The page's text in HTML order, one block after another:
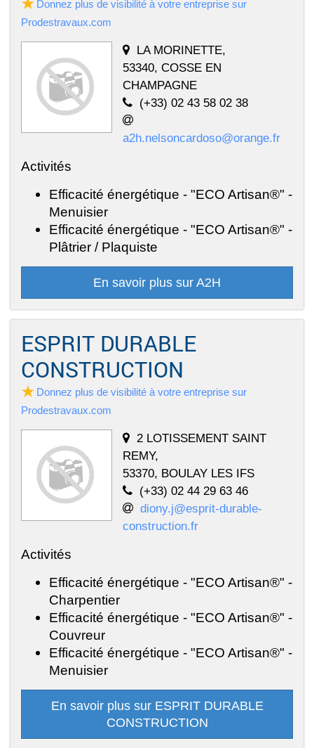
Donnez plus de visibilité à votre entreprise sur
Prodestravaux.com
LA MORINETTE,
53340, COSSE EN
CHAMPAGNE
(+33) 02 43 58 02 38
a2h.nelsoncardoso@orange.fr
Activités
Efficacité énergétique - "ECO Artisan®" -
Menuisier
Efficacité énergétique - "ECO Artisan®" -
Plâtrier / Plaquiste
En savoir plus sur A2H
ESPRIT DURABLE
CONSTRUCTION
Donnez plus de visibilité à votre entreprise sur
Prodestravaux.com
2 LOTISSEMENT SAINT
REMY,
53370, BOULAY LES IFS
(+33) 02 44 29 63 46
diony.j@esprit-durable-
construction.fr
Activités
Efficacité énergétique - "ECO Artisan®" -
Charpentier
Efficacité énergétique - "ECO Artisan®" -
Couvreur
Efficacité énergétique - "ECO Artisan®" -
Menuisier
En savoir plus sur ESPRIT DURABLE
CONSTRUCTION